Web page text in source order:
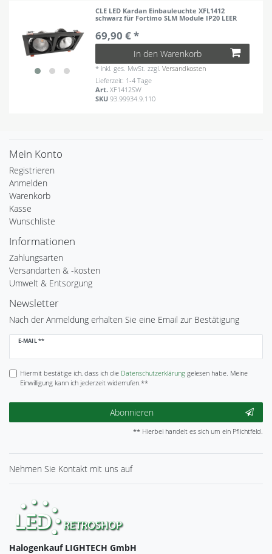
CLE LED Kardan Einbauleuchte XFL1412
schwarz für Fortimo SLM Module IP20 LEER
69,90 € *
In den Warenkorb
* inkl. ges. MwSt. zzgl.Versandkosten
Lieferzeit: 1-4 Tage
Art.XF1412SW
SKU93.99934.9.110
Mein Konto
Registrieren
Anmelden
Warenkorb
Kasse
Wunschliste
Informationen
Zahlungsarten
Versandarten & -kosten
Umwelt & Entsorgung
Newsletter
Nach der Anmeldung erhalten Sie eine Email zur Bestätigung
E-MAIL **
Newsletter
Hiermit bestätige ich, dass ich die Daten­schutz­erklärunggelesen habe. Meine
Einwilligung kann ich jederzeit widerrufen.**
Abonnieren
** Hierbei handelt es sich um ein Pflichtfeld.
Nehmen Sie Kontakt mit uns auf
Halogenkauf LIGHTECH GmbH